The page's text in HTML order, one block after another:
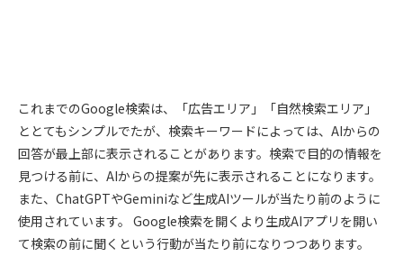
これまでのGoogle検索は、「広告エリア」「自然検索エリア」
ととてもシンプルでたが、検索キーワードによっては、AIからの
回答が最上部に表示されることがあります。検索で目的の情報を
見つける前に、AIからの提案が先に表示されることになります。
また、ChatGPTやGeminiなど生成AIツールが当たり前のように
使用されています。 Google検索を開くより生成AIアプリを開い
て検索の前に聞くという行動が当たり前になりつつあります。